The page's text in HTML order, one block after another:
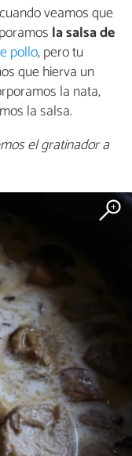
veamos que
la salsa de
pollo, pero tu
que hierva un
la nata,
la salsa.
el gratinador a